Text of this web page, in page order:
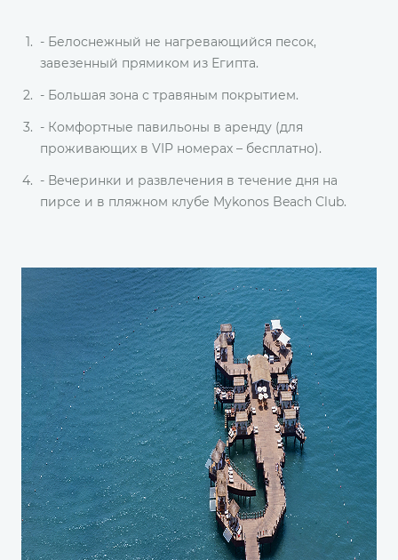
- Белоснежный не нагревающийся песок,
завезенный прямиком из Египта.
- Большая зона с травяным покрытием.
- Комфортные павильоны в аренду (для
проживающих в VIP номерах – бесплатно).
- Вечеринки и развлечения в течение дня на
пирсе и в пляжном клубе Mykonos Beach Club.